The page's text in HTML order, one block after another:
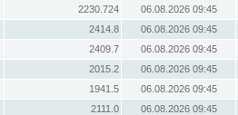
2230.724
06.08.2026 09:45
2414.8
06.08.2026 09:45
2409.7
06.08.2026 09:45
2015.2
06.08.2026 09:45
1941.5
06.08.2026 09:45
2111.0
06.08.2026 09:45